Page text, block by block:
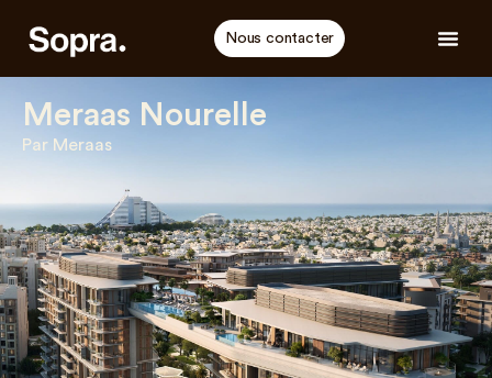
Nous contacter
Meraas Nourelle
Par Meraas